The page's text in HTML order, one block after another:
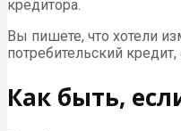
кредитора.
Вы пишете, что хотели
потребительский
Как быть,